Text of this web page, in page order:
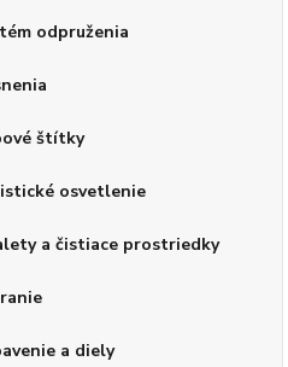
odpruženia
štítky
osvetlenie
a čistiace prostriedky
a diely